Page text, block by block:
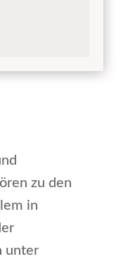
zu den
in
unter